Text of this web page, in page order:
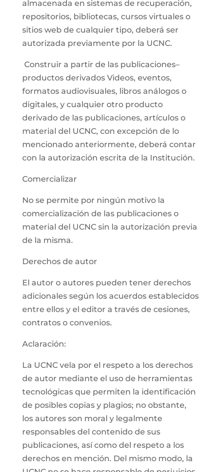
almacenada en sistemas de recuperación,
repositorios, bibliotecas, cursos virtuales o
sitios web de cualquier tipo, deberá ser
autorizada previamente por la UCNC.
Construir a partir de las publicaciones–
productos derivados Videos, eventos,
formatos audiovisuales, libros análogos o
digitales, y cualquier otro producto
derivado de las publicaciones, artículos o
material del UCNC, con excepción de lo
mencionado anteriormente, deberá contar
con la autorización escrita de la Institución.
Comercializar
No se permite por ningún motivo la
comercialización de las publicaciones o
material del UCNC sin la autorización previa
de la misma.
Derechos de autor
El autor o autores pueden tener derechos
adicionales según los acuerdos establecidos
entre ellos y el editor a través de cesiones,
contratos o convenios.
Aclaración:
La UCNC vela por el respeto a los derechos
de autor mediante el uso de herramientas
tecnológicas que permiten la identificación
de posibles copias y plagios; no obstante,
los autores son moral y legalmente
responsables del contenido de sus
publicaciones, así como del respeto a los
derechos en mención. Del mismo modo, la